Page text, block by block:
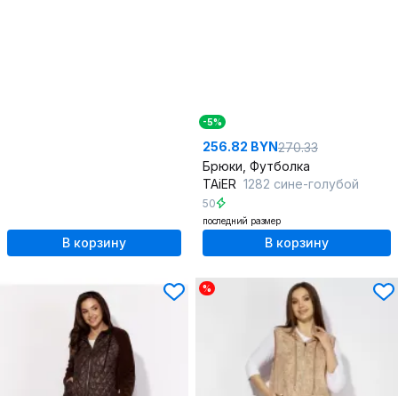
В корзину
-5%
256.82 BYN270.33
Брюки, Футболка
TAiER 1282 сине-голубой
50
последний размер
В корзину
%